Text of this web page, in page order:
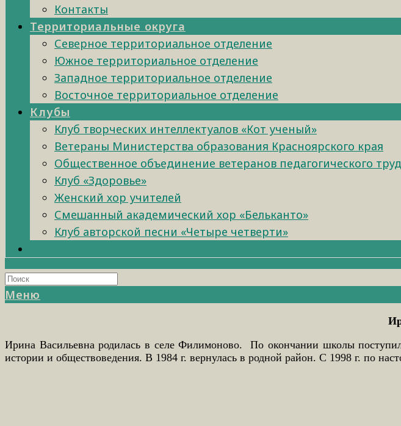
Контакты
Территориальные округа
Северное территориальное отделение
Южное территориальное отделение
Западное территориальное отделение
Восточное территориальное отделение
Клубы
Клуб творческих интеллектуалов «Кот ученый»
Ветераны Министерства образования Красноярского края
Общественное объединение ветеранов педагогического
Клуб «Здоровье»
Женский хор учителей
Смешанный академический хор «Бельканто»
Клуб авторской песни «Четыре четверти»
Меню
Ирина Васильевна родилась в селе Филимоново. По окончании школы
истории и обществоведения. В 1984 г. вернулась в родной район. С 1998 г. по